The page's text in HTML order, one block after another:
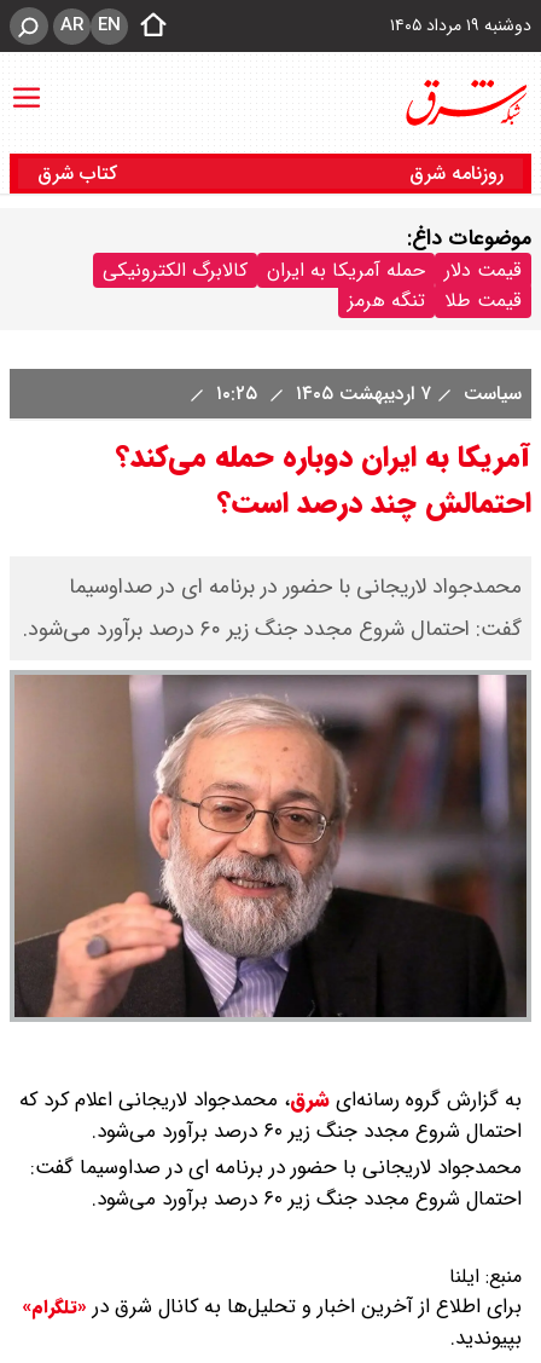
دوشنبه ۱۹ مرداد ۱۴۰۵ EN
AR
روزنامه شرق کتاب شرق
موضوعات داغ:
قیمت دلار حمله آمریکا به ایران
کالابرگ الکترونیکی
قیمت طلا
تنگه هرمز
سیاست ۷ اردیبهشت ۱۴۰۵
آمریکا به ایران دوباره حمله می‌کند‌؟
احتمالش چند درصد است؟
محمدجواد لاریجانی با حضور در برنامه ای در صداوسیما
گفت: احتمال شروع مجدد جنگ زیر ۶۰ درصد برآورد می‌شود.
به گزارش گروه رسانه‌ایشرق، محمدجواد لاریجانی اعلام کرد که
احتمال شروع مجدد جنگ زیر ۶۰ درصد برآورد می‌شود.
محمدجواد لاریجانی با حضور در برنامه ای در صداوسیما گفت:
احتمال شروع مجدد جنگ زیر ۶۰ درصد برآورد می‌شود.
منبع: ایلنا
برای اطلاع از آخرین اخبار و تحلیل‌ها به کانال شرق در «تلگرام»
بپیوندید.